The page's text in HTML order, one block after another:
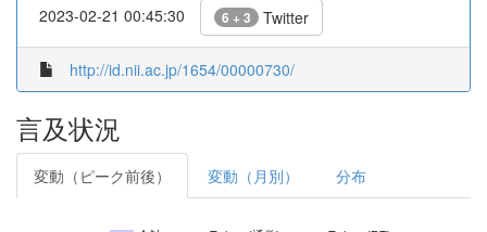
2023-02-21 00:45:30 6 + 3 Twitter
http://id.nii.ac.jp/1654/00000730/
言及状況
変動（ピーク前後） 変動（月別） 分布